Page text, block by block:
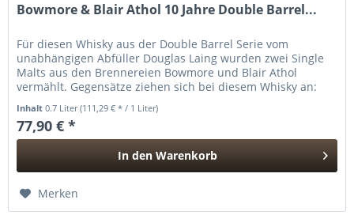
Bowmore & Blair Athol 10 Jahre Double Barrel...
Für diesen Whisky aus der Double Barrel Serie vom
unabhängigen Abfüller Douglas Laing wurden zwei Single
Malts aus den Brennereien Bowmore und Blair Athol
vermählt. Gegensätze ziehen sich bei diesem Whisky an:
Inhalt0.7 Liter(111,29 € * / 1 Liter)
77,90 € *
In den Warenkorb
Merken